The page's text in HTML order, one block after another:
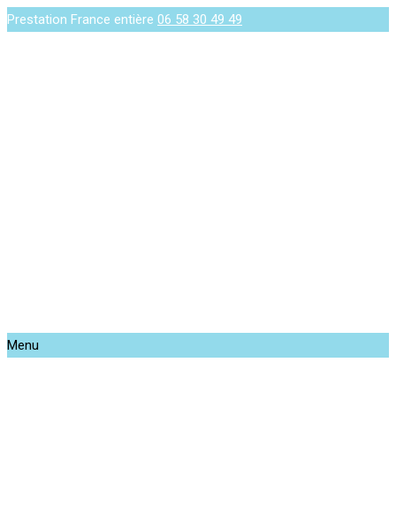
Prestation France entière 06 58 30 49 49
Menu